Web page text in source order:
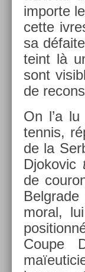
im­por­te
cette
sa
teint là
sont
de
On l’a
ten­nis,
de la
Djokovic
de
moral,
Coupe